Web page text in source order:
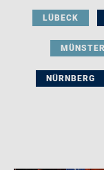
LÜBECK
MÜNSTER
NÜRNBERG